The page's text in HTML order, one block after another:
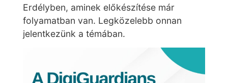
Erdélyben, aminek előkészítése már
folyamatban van. Legközelebb onnan
jelentkezünk a témában.